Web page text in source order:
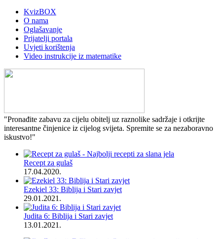
KvizBOX
O nama
Oglašavanje
Prijatelji portala
Uvjeti korištenja
Video instrukcije iz matematike
"Pronađite zabavu za cijelu obitelj uz raznolike sadržaje i otkrijte
interesantne činjenice iz cijelog svijeta. Spremite se za nezaboravno
iskustvo!"
Recept za gulaš
17.04.2020.
Ezekiel 33: Biblija i Stari zavjet
29.01.2021.
Judita 6: Biblija i Stari zavjet
13.01.2021.